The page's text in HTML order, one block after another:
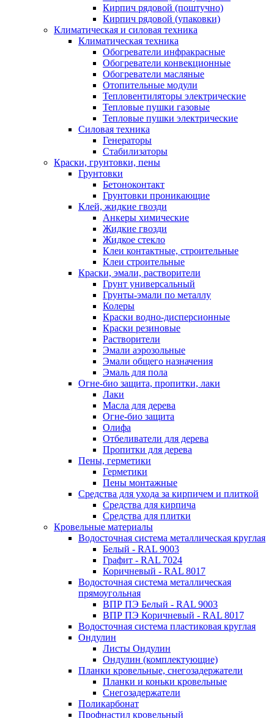
Кирпич рядовой (поштучно)
Кирпич рядовой (упаковки)
Климатическая и силовая техника
Климатическая техника
Обогреватели инфракрасные
Обогреватели конвекционные
Обогреватели масляные
Отопительные модули
Тепловентиляторы электрические
Тепловые пушки газовые
Тепловые пушки электрические
Силовая техника
Генераторы
Стабилизаторы
Краски, грунтовки, пены
Грунтовки
Бетоноконтакт
Грунтовки проникающие
Клей, жидкие гвозди
Анкеры химические
Жидкие гвозди
Жидкое стекло
Клеи контактные, строительные
Клеи строительные
Краски, эмали, растворители
Грунт универсальный
Грунты-эмали по металлу
Колеры
Краски водно-дисперсионные
Краски резиновые
Растворители
Эмали аэрозольные
Эмали общего назначения
Эмаль для пола
Огне-био защита, пропитки, лаки
Лаки
Масла для дерева
Огне-био защита
Олифа
Отбеливатели для дерева
Пропитки для дерева
Пены, герметики
Герметики
Пены монтажные
Средства для ухода за кирпичем и плиткой
Средства для кирпича
Средства для плитки
Кровельные материалы
Водосточная система металлическая круглая
Белый - RAL 9003
Графит - RAL 7024
Коричневый - RAL 8017
Водосточная система металлическая
прямоугольная
ВПР ПЭ Белый - RAL 9003
ВПР ПЭ Коричневый - RAL 8017
Водосточная система пластиковая круглая
Ондулин
Листы Ондулин
Ондулин (комплектующие)
Планки кровельные, снегозадержатели
Планки и коньки кровельные
Снегозадержатели
Поликарбонат
Профнастил кровельный